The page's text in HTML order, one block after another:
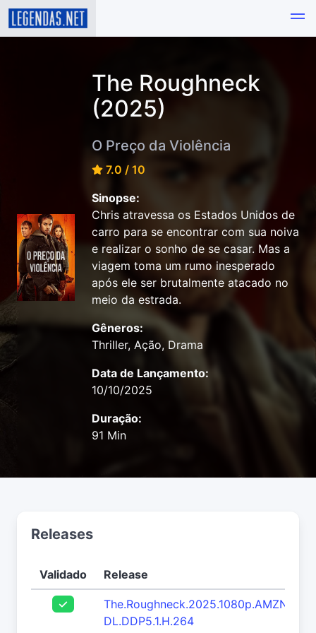
The Roughneck
(2025)
O Preço da Violência
7.0 / 10
Sinopse:
Chris atravessa os Estados Unidos de
carro para se encontrar com sua noiva
e realizar o sonho de se casar. Mas a
viagem toma um rumo inesperado
após ele ser brutalmente atacado no
meio da estrada.
Gêneros:
Thriller, Ação, Drama
Data de Lançamento:
10/10/2025
Duração:
91 Min
Releases
Validado Release
DL.DDP5.1.H.264